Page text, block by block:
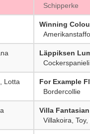
Schipperke
Winning
Läppiksen
Cockerspanieli
Lotta
For Example
Bordercollie
Villa
Villakoira,